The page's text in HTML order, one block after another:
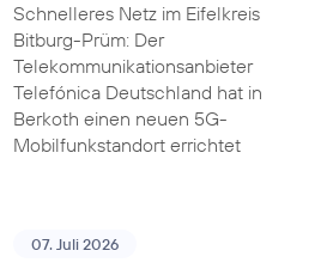
Schnelleres Netz im Eifelkreis
Bitburg-Prüm: Der
Telekommunikationsanbieter
Telefónica Deutschland hat in
Berkoth einen neuen 5G-
Mobilfunkstandort errichtet
07. Juli 2026